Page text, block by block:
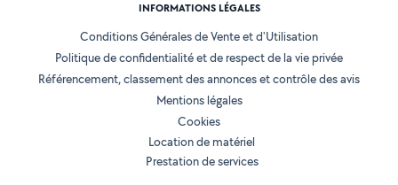
INFORMATIONS LÉGALES
Conditions Générales de Vente et d'Utilisation
Politique de confidentialité et de respect de la vie privée
Référencement, classement des annonces et contrôle des avis
Mentions légales
Cookies
Location de matériel
Prestation de services